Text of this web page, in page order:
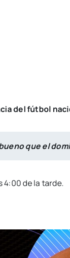
del fútbol
que el
4:00 de la tarde.